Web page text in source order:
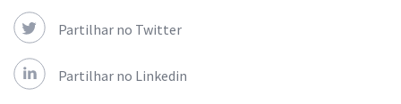
Partilhar no Twitter
Partilhar no Linkedin